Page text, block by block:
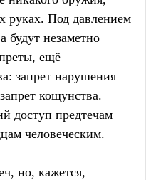
руках. Под давлением
будут незаметно
ещё
запрет нарушения
кощунства.
доступ предтечам
человеческим.
но, кажется,